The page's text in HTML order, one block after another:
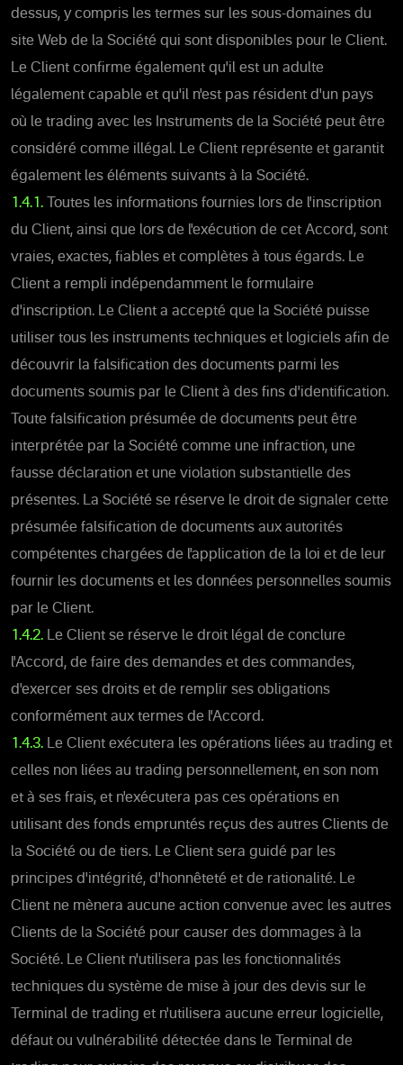
dessus, y compris les termes sur les sous-domaines du
site Web de la Société qui sont disponibles pour le Client.
Le Client confirme également qu'il est un adulte
légalement capable et qu'il n'est pas résident d'un pays
où le trading avec les Instruments de la Société peut être
considéré comme illégal. Le Client représente et garantit
également les éléments suivants à la Société.
1.4.1. Toutes les informations fournies lors de l'inscription
du Client, ainsi que lors de l'exécution de cet Accord, sont
vraies, exactes, fiables et complètes à tous égards. Le
Client a rempli indépendamment le formulaire
d'inscription. Le Client a accepté que la Société puisse
utiliser tous les instruments techniques et logiciels afin de
découvrir la falsification des documents parmi les
documents soumis par le Client à des fins d'identification.
Toute falsification présumée de documents peut être
interprétée par la Société comme une infraction, une
fausse déclaration et une violation substantielle des
présentes. La Société se réserve le droit de signaler cette
présumée falsification de documents aux autorités
compétentes chargées de l'application de la loi et de leur
fournir les documents et les données personnelles soumis
par le Client.
1.4.2. Le Client se réserve le droit légal de conclure
l'Accord, de faire des demandes et des commandes,
d'exercer ses droits et de remplir ses obligations
conformément aux termes de l'Accord.
1.4.3. Le Client exécutera les opérations liées au trading et
celles non liées au trading personnellement, en son nom
et à ses frais, et n'exécutera pas ces opérations en
utilisant des fonds empruntés reçus des autres Clients de
la Société ou de tiers. Le Client sera guidé par les
principes d'intégrité, d'honnêteté et de rationalité. Le
Client ne mènera aucune action convenue avec les autres
Clients de la Société pour causer des dommages à la
Société. Le Client n'utilisera pas les fonctionnalités
techniques du système de mise à jour des devis sur le
Terminal de trading et n'utilisera aucune erreur logicielle,
défaut ou vulnérabilité détectée dans le Terminal de